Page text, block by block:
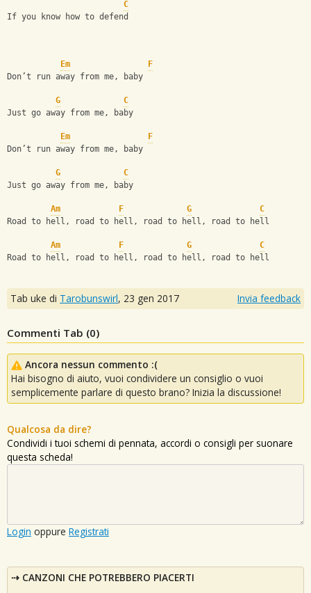
C
If you know how to defend
Em
F
Don’t run away from me, baby
G
C
Just go away from me, baby
Em
F
Don’t run away from me, baby
G
C
Just go away from me, baby
Am F G
C
Road to hell, road to hell, road to hell, road to hell
Am F G
C
Road to hell, road to hell, road to hell, road to hell
Tab uke di Tarobunswirl, 23 gen 2017 Invia feedback
Commenti Tab (0)
Ancora nessun commento :(
Hai bisogno di aiuto, vuoi condividere un consiglio o vuoi
semplicemente parlare di questo brano? Inizia la discussione!
Qualcosa da dire?
Condividi i tuoi schemi di pennata, accordi o consigli per suonare
questa scheda!
Login oppure Registrati
CANZONI CHE POTREBBERO PIACERTI